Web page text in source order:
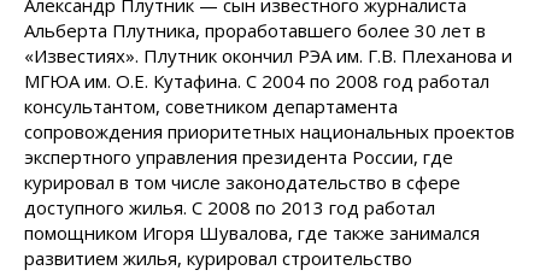
Александр Плутник — сын известного журналиста
Альберта Плутника, проработавшего более 30 лет в
«Известиях». Плутник окончил РЭА им. Г.В. Плеханова и
МГЮА им. О.Е. Кутафина. С 2004 по 2008 год работал
консультантом, советником департамента
сопровождения приоритетных национальных проектов
экспертного управления президента России, где
курировал в том числе законодательство в сфере
доступного жилья. С 2008 по 2013 год работал
помощником Игоря Шувалова, где также занимался
развитием жилья, курировал строительство